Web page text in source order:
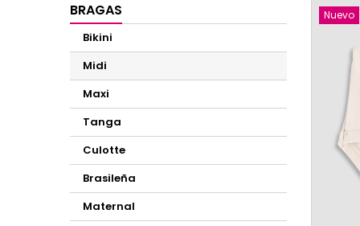
BRAGAS
Bikini
Midi
Maxi
Tanga
Culotte
Brasileña
Maternal
Nuevo